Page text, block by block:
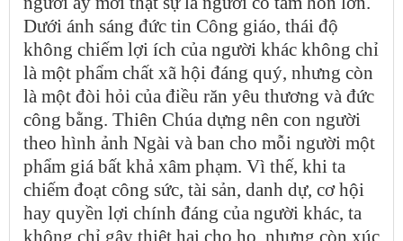
Dưới ánh sáng đức tin Công giáo, thái độ
không chiếm lợi ích của người khác không chỉ
là một phẩm chất xã hội đáng quý, nhưng còn
là một đòi hỏi của điều răn yêu thương và đức
công bằng. Thiên Chúa dựng nên con người
theo hình ảnh Ngài và ban cho mỗi người một
phẩm giá bất khả xâm phạm. Vì thế, khi ta
chiếm đoạt công sức, tài sản, danh dự, cơ hội
hay quyền lợi chính đáng của người khác, ta